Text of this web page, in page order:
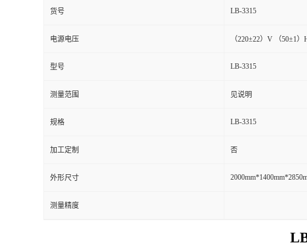
货号 LB-3315
电源电压 （220±22）V （50±1）
型号 LB-3315
测量范围 见说明
规格 LB-3315
加工定制 否
外形尺寸
测量精度